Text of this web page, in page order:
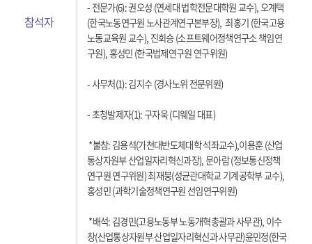
참석자
- 전문가(6): 권오성 (연세대 법학전문대학원 교수), 오계택
(한국노동연구원 노사관계연구본부장), 최홍기 (한국고용
노동교육원 교수), 진회승 (소프트웨어정책연구소 책임연
구원), 홍성민 (한국법제연구원 연구위원)
- 사무처(1): 김지수 (경사노위 전문위원)
- 초청발제자(1): 구자욱 (디웨일 대표)
*불참: 김용석(가천대반도체대학 석좌교수),이용훈 (산업
통상자원부 산업일자리혁신과장), 문아람 (정보통신정책
연구원 연구위원) 최재붕(성균관대학교 기계공학부 교수),
홍성민 (과학기술정책연구원 선임연구위원)
*배석: 김경민(고용노동부 노동개혁총괄과 사무관), 이수
창(산업통상자원부 산업일자리혁신과 사무관)윤민정(한국